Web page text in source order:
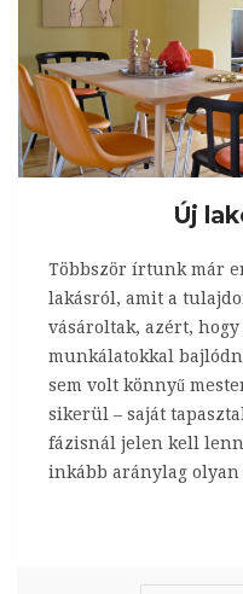
Új
Többször írtunk már
lakásról, amit a
vásároltak, azért,
munkálatokkal
sem volt könnyű
sikerül – saját
fázisnál jelen kell
inkább aránylag